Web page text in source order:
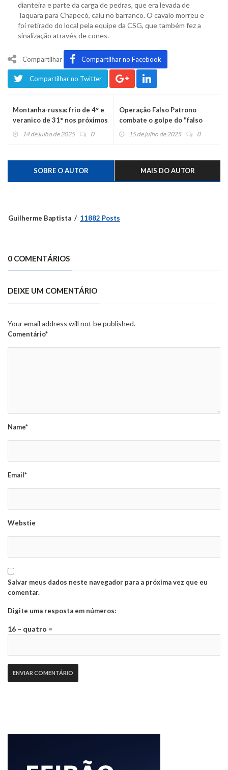
dianteira e parte da carga de pedras, que era levada de
Taquara para Chapecó, caiu no barranco. O cavalo morreu e
foi retirado do local pela equipe da CSG, que também fez a
sinalização através de cones.
Compartilhar Compartilhar no Facebook
Compartilhar no Twitter
Montanha-russa: frio de 4° e
veranico de 31° nos próximos
dias14 de julho de 2025 0
Operação Falso Patrono
combate o golpe do "falso
advogado"
15 de julho de 2025 0
SOBRE O AUTOR MAIS DO AUTOR
Guilherme Baptista 11882 Posts
0 COMENTÁRIOS
DEIXE UM COMENTÁRIO
Your email address will not be published.
Comentário*
Name*
Email*
Webstie
Salvar meus dados neste navegador para a próxima vez que eu
comentar.
Digite uma resposta em números:
16 − quatro =